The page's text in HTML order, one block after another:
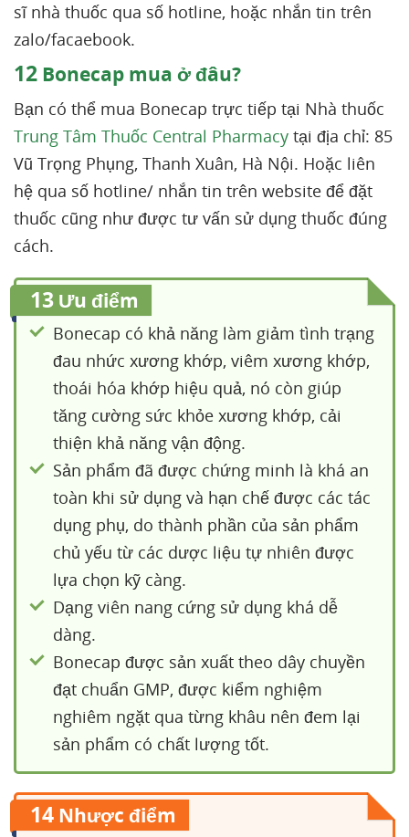
sĩ nhà thuốc qua số hotline, hoặc nhắn tin trên
zalo/facaebook.
12 Bonecap mua ở đâu?
Bạn có thể mua Bonecap trực tiếp tại Nhà thuốc
Trung Tâm Thuốc Central Pharmacy tại địa chỉ: 85
Vũ Trọng Phụng, Thanh Xuân, Hà Nội. Hoặc liên
hệ qua số hotline/ nhắn tin trên website để đặt
thuốc cũng như được tư vấn sử dụng thuốc đúng
cách.
13 Ưu điểm
Bonecap có khả năng làm giảm tình trạng
đau nhức xương khớp, viêm xương khớp,
thoái hóa khớp hiệu quả, nó còn giúp
tăng cường sức khỏe xương khớp, cải
thiện khả năng vận động.
Sản phẩm đã được chứng minh là khá an
toàn khi sử dụng và hạn chế được các tác
dụng phụ, do thành phần của sản phẩm
chủ yếu từ các dược liệu tự nhiên được
lựa chọn kỹ càng.
Dạng viên nang cứng sử dụng khá dễ
dàng.
Bonecap được sản xuất theo dây chuyền
đạt chuẩn GMP, được kiểm nghiệm
nghiêm ngặt qua từng khâu nên đem lại
sản phẩm có chất lượng tốt.
14 Nhược điểm